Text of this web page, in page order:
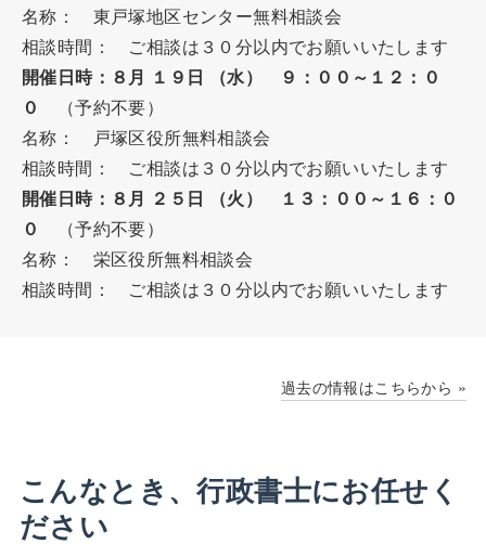
名称： 東戸塚地区センター無料相談会
相談時間： ご相談は３０分以内でお願いいたします
開催日時：８月 １９日 （水） ９：００～１２：０
０
（予約不要）
名称： 戸塚区役所無料相談会
相談時間： ご相談は３０分以内でお願いいたします
開催日時：８月 ２５日 （火） １３：００～１６：０
０
（予約不要）
名称： 栄区役所無料相談会
相談時間： ご相談は３０分以内でお願いいたします
過去の情報はこちらから »
こんなとき、行政書士にお任せく
ださい